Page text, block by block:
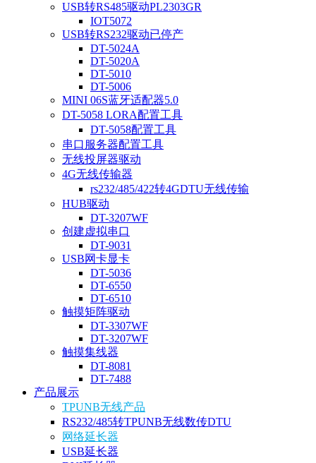
USB转RS485驱动PL2303GR
IOT5072
USB转RS232驱动已停产
DT-5024A
DT-5020A
DT-5010
DT-5006
MINI 06S蓝牙适配器5.0
DT-5058 LORA配置工具
DT-5058配置工具
串口服务器配置工具
无线投屏器驱动
4G无线传输器
rs232/485/422转4GDTU无线传输
HUB驱动
DT-3207WF
创建虚拟串口
DT-9031
USB网卡显卡
DT-5036
DT-6550
DT-6510
触摸矩阵驱动
DT-3307WF
DT-3207WF
触摸集线器
DT-8081
DT-7488
产品展示
TPUNB无线产品
RS232/485转TPUNB无线数传DTU
网络延长器
USB延长器